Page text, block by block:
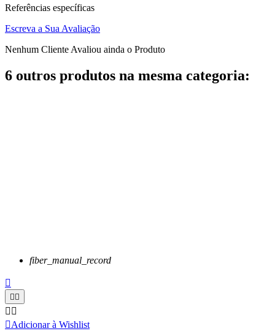
Referências específicas
Escreva a Sua Avaliação
Nenhum Cliente Avaliou ainda o Produto
6 outros produtos na mesma categoria:
fiber_manual_record

 
 
Adicionar à Wishlist